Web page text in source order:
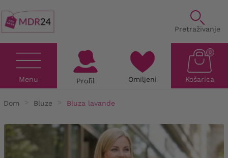
Pretraživanje
Menu Profil Omiljeni Košarica
0
Dom Bluze Bluza lavande